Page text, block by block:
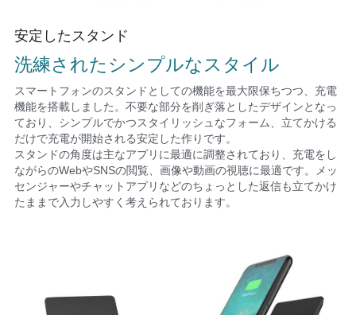
安定したスタンド
洗練されたシンプルなスタイル
スマートフォンのスタンドとしての機能を最大限保ちつつ、充電
機能を搭載しました。不要な部分を削ぎ落としたデザインとなっ
ており、シンプルでかつスタイリッシュなフォーム、立てかける
だけで充電が開始される安定した作りです。
スタンドの角度は主なアプリに最適に調整されており、充電をし
ながらのWebやSNSの閲覧、画像や動画の視聴に最適です。メッ
センジャーやチャットアプリなどのちょっとした返信も立てかけ
たままで入力しやすく考えられております。